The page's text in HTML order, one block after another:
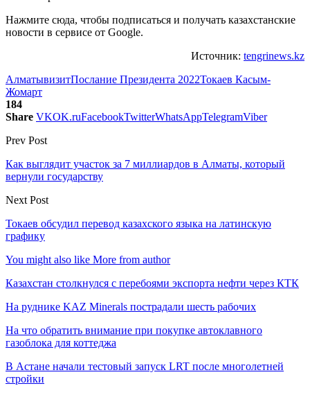
Нажмите сюда, чтобы подписаться и получать казахстанские
новости в сервисе от Google.
Источник: tengrinews.kz
АлматывизитПослание Президента 2022Токаев Касым-
Жомарт
184
Share VKOK.ruFacebookTwitterWhatsAppTelegramViber
Prev Post
Как выглядит участок за 7 миллиардов в Алматы, который
вернули государству
Next Post
Токаев обсудил перевод казахского языка на латинскую
графику
You might also like More from author
Казахстан столкнулся с перебоями экспорта нефти через КТК
На руднике KAZ Minerals пострадали шесть рабочих
На что обратить внимание при покупке автоклавного
газоблока для коттеджа
В Астане начали тестовый запуск LRT после многолетней
стройки